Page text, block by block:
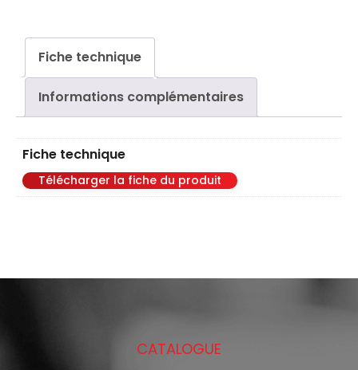
chaîne
Fiche technique
Informations complémentaires
Fiche technique
Télécharger la fiche du produit
CATALOGUE